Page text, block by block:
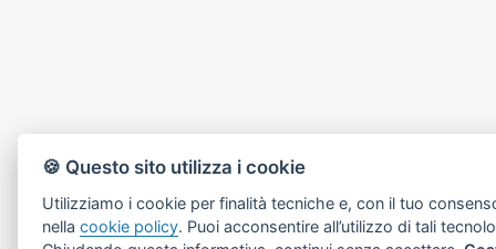
🍪 Questo sito utilizza i cookie
Utilizziamo i cookie per finalità tecniche e, con il tuo
nellacookie policy. Puoi acconsentire all’utilizzo di tali